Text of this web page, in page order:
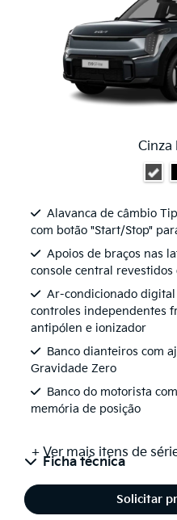
Cinza
Alavanca de câmbio
com botão "Start/Stop"
Apoios de braços nas
console central
Ar-condicionado
controles independentes
antipólen e ionizador
Banco dianteiros com
Gravidade Zero
Banco do motorista
memória de posição
+ Ver mais itens de
Ficha técnica
Solicitar